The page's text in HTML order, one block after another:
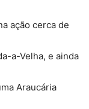
ação cerca de
a-Velha, e ainda
Araucária